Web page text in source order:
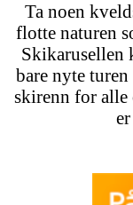
Ta noen
flotte naturen
Skikarusellen
bare nyte
skirenn for alle